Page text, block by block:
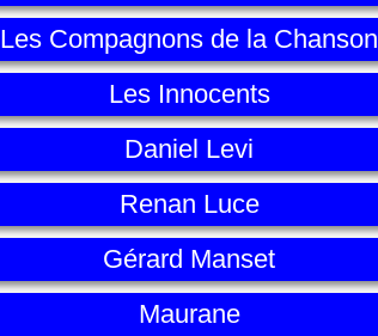
Les Compagnons de la Chanson
Les Innocents
Daniel Levi
Renan Luce
Gérard Manset
Maurane